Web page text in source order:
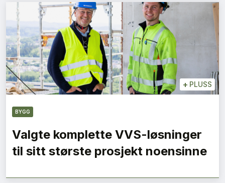
+ PLUSS
BYGG
Valgte komplette VVS-løsninger
til sitt største prosjekt noensinne